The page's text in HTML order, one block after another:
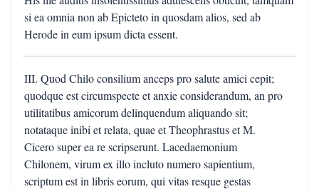
si ea omnia non ab Epicteto in quosdam alios, sed ab
Herode in eum ipsum dicta essent.
III. Quod Chilo consilium anceps pro salute amici cepit;
quodque est circumspecte et anxie considerandum, an pro
utilitatibus amicorum delinquendum aliquando sit;
notataque inibi et relata, quae et Theophrastus et M.
Cicero super ea re scripserunt. Lacedaemonium
Chilonem, virum ex illo incluto numero sapientium,
scriptum est in libris eorum, qui vitas resque gestas